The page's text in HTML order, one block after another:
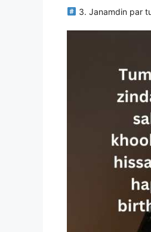
3. Janamdin par